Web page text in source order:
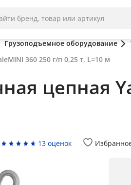
Грузоподъемное оборудование
360 250 г/п 0,25 т, L=10 м
цепная
13 оценок